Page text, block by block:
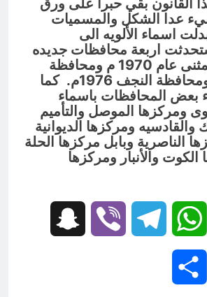
القانون بقي حبرا على ورق
عدا الشكل والمسميات
اسماء الألويه الى
اربعة محافظات جديده
هي محافظة المثنى عام 1970 م ومحافظة
ومحافظة النجف 1976م. كما
بعض المحافظات باسماء
ومركزها الموصل والتأميم
ومركزها الديوانية
الناصرية وبابل مركزها الحلة
والأنبار ومركزها
Twitter
WhatsApp
Telegram
Viber
Messenger